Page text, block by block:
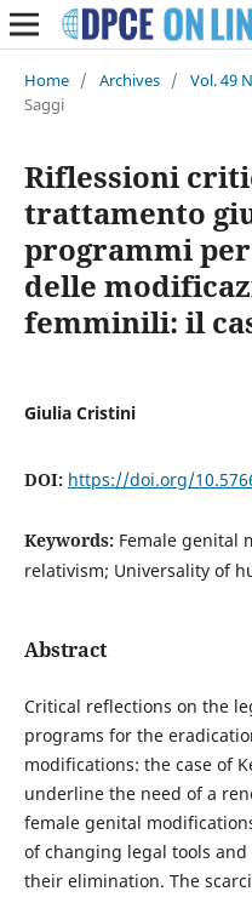
Home / Archives / Vol. 49
Saggi
Riflessioni
trattamento
programmi
delle
femminili: il
Giulia Cristini
DOI: https://doi.org/
Keywords: Female genital
relativism; Universality of
Abstract
Critical reflections on the
programs for the
modifications: the case of
underline the need of a
female genital
of changing legal tools
their elimination. The